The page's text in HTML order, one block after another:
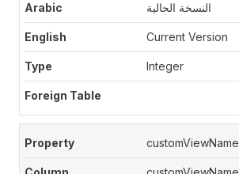
النسخة الحالية
Current Version
Integer
customViewName